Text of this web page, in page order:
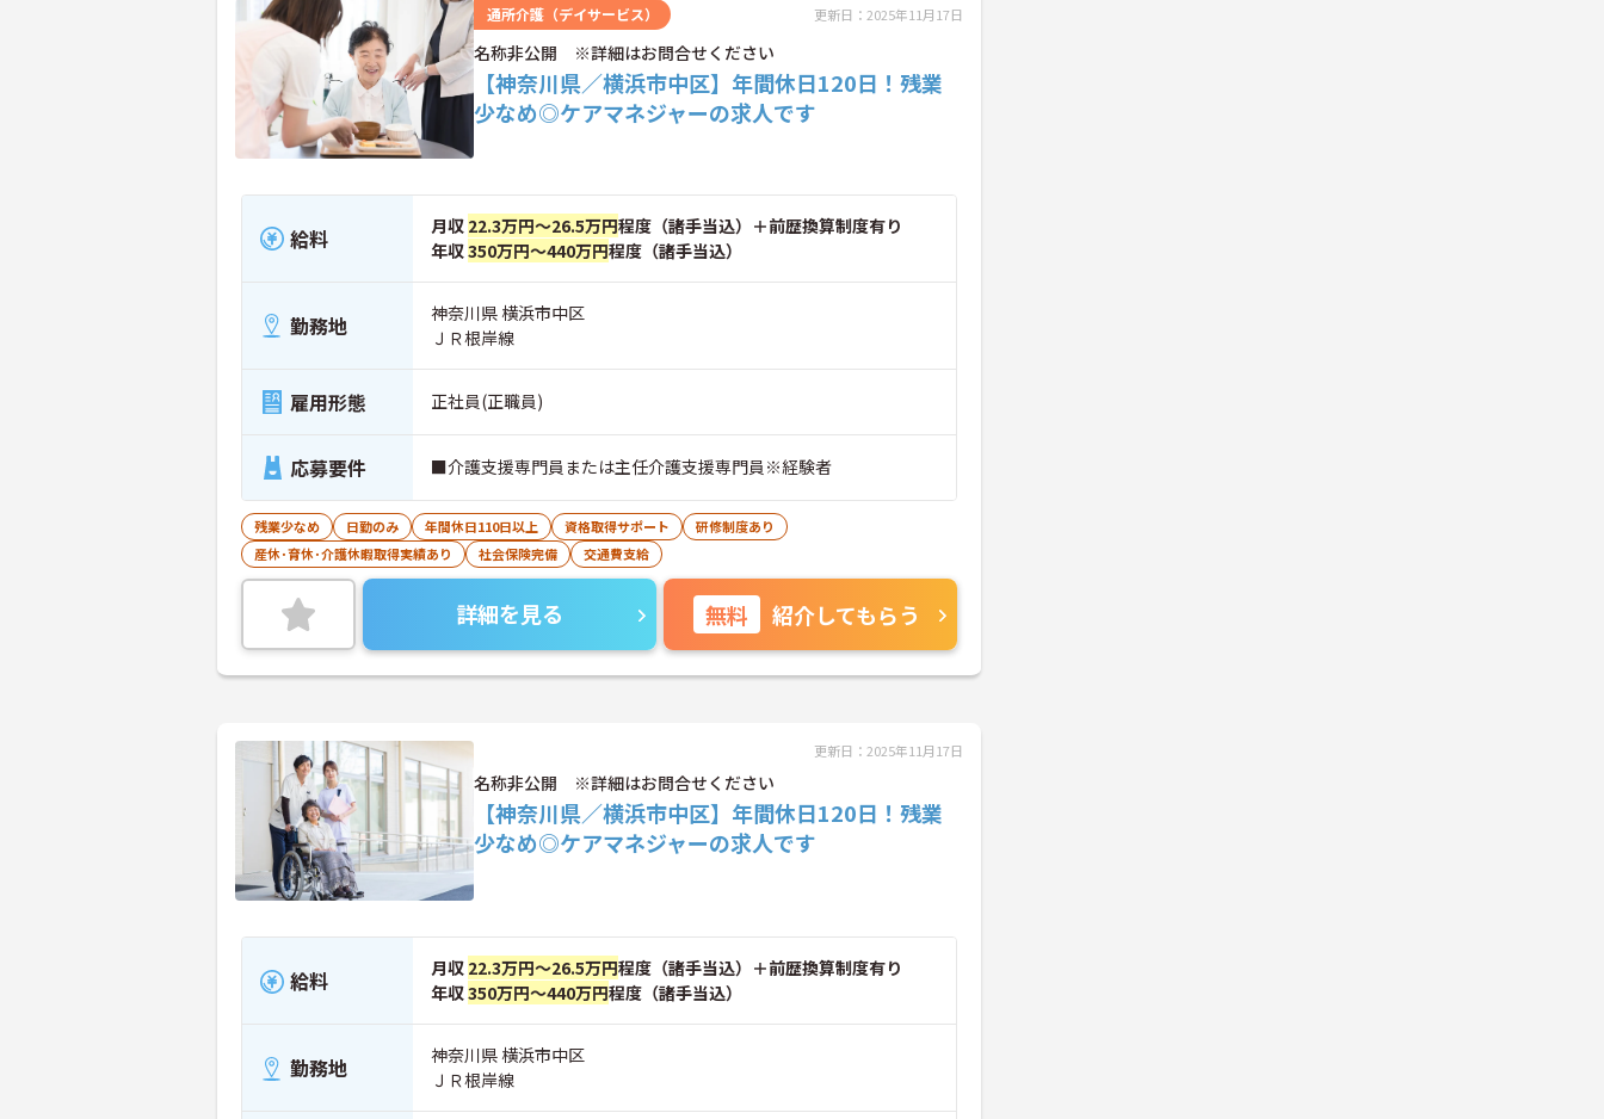
通所介護（デイサービス） 更新日：2025年11月17日
名称非公開 ※詳細はお問合せください
【神奈川県／横浜市中区】年間休日120日！残業
少なめ◎ケアマネジャーの求人です
給料 月収 22.3万円～26.5万円程度（諸手当込）＋前歴換算制度有り
年収350万円～440万円程度（諸手当込）
勤務地
神奈川県 横浜市中区
ＪＲ根岸線
雇用形態 正社員(正職員)
応募要件 ■介護支援専門員または主任介護支援専門員※経験者
残業少なめ 日勤のみ 年間休日110日以上 資格取得サポート
研修制度あり
産休･育休･介護休暇取得実績あり
社会保険完備 交通費支給
詳細を見る 無料 紹介してもらう
更新日：2025年11月17日
名称非公開 ※詳細はお問合せください
【神奈川県／横浜市中区】年間休日120日！残業
少なめ◎ケアマネジャーの求人です
給料 月収 22.3万円～26.5万円程度（諸手当込）＋前歴換算制度有り
年収350万円～440万円程度（諸手当込）
勤務地
神奈川県 横浜市中区
ＪＲ根岸線